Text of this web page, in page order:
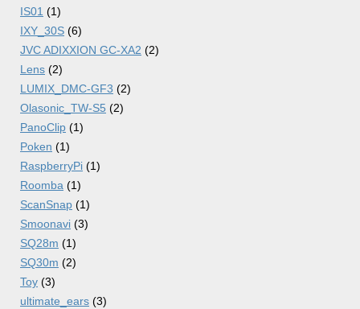
IS01 (1)
IXY_30S (6)
JVC ADIXXION GC-XA2 (2)
Lens (2)
LUMIX_DMC-GF3 (2)
Olasonic_TW-S5 (2)
PanoClip (1)
Poken (1)
RaspberryPi (1)
Roomba (1)
ScanSnap (1)
Smoonavi (3)
SQ28m (1)
SQ30m (2)
Toy (3)
ultimate_ears (3)